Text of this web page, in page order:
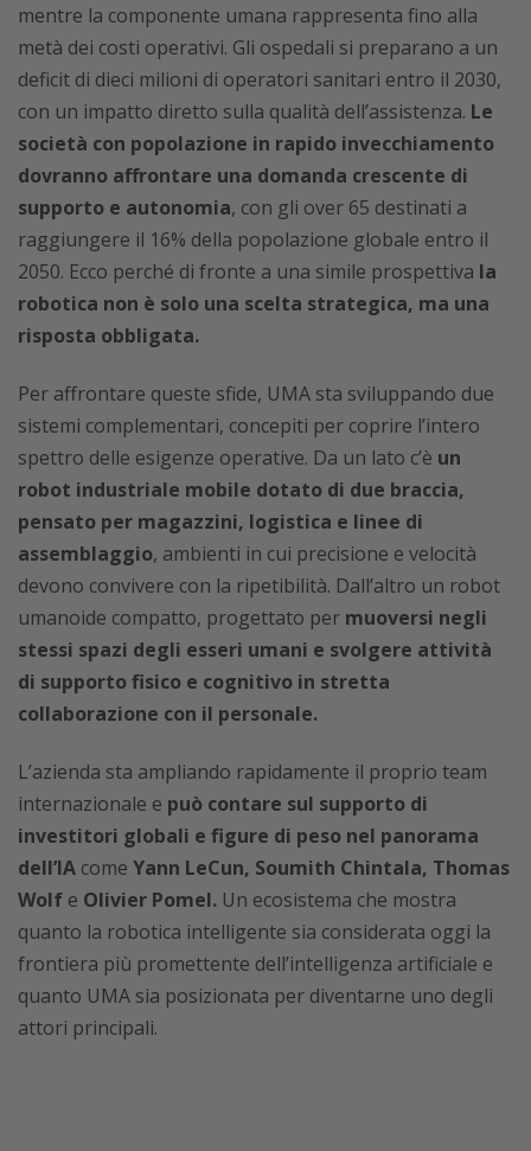
mentre la componente umana rappresenta fino alla
metà dei costi operativi. Gli ospedali si preparano a un
deficit di dieci milioni di operatori sanitari entro il 2030,
con un impatto diretto sulla qualità dell’assistenza. Le
società con popolazione in rapido invecchiamento
dovranno affrontare una domanda crescente di
supporto e autonomia, con gli over 65 destinati a
raggiungere il 16% della popolazione globale entro il
2050. Ecco perché di fronte a una simile prospettiva la
robotica non è solo una scelta strategica, ma una
risposta obbligata.
Per affrontare queste sfide, UMA sta sviluppando due
sistemi complementari, concepiti per coprire l’intero
spettro delle esigenze operative. Da un lato c’è un
robot industriale mobile dotato di due braccia,
pensato per magazzini, logistica e linee di
assemblaggio, ambienti in cui precisione e velocità
devono convivere con la ripetibilità. Dall’altro un robot
umanoide compatto, progettato per muoversi negli
stessi spazi degli esseri umani e svolgere attività
di supporto fisico e cognitivo in stretta
collaborazione con il personale.
L’azienda sta ampliando rapidamente il proprio team
internazionale e può contare sul supporto di
investitori globali e figure di peso nel panorama
dell’IA come Yann LeCun, Soumith Chintala, Thomas
Wolf e Olivier Pomel. Un ecosistema che mostra
quanto la robotica intelligente sia considerata oggi la
frontiera più promettente dell’intelligenza artificiale e
quanto UMA sia posizionata per diventarne uno degli
attori principali.